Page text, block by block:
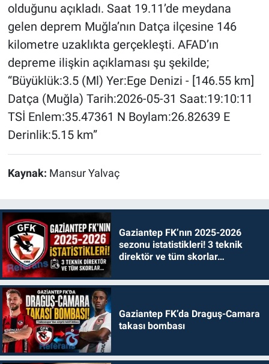
olduğunu açıkladı. Saat 19.11’de meydana
gelen deprem Muğla’nın Datça ilçesine 146
kilometre uzaklıkta gerçekleşti. AFAD’ın
depreme ilişkin açıklaması şu şekilde;
“Büyüklük:3.5 (Ml) Yer:Ege Denizi - [146.55 km]
Datça (Muğla) Tarih:2026-05-31 Saat:19:10:11
TSİ Enlem:35.47361 N Boylam:26.82639 E
Derinlik:5.15 km”
Kaynak: Mansur Yalvaç
Gaziantep FK’nın 2025-2026
sezonu istatistikleri! 3 teknik
direktör ve tüm skorlar…
Gaziantep FK’da Draguş-Camara
takası bombası